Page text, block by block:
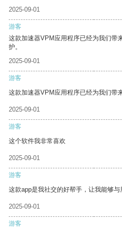
2025-09-01
游客
这款加速器VPM应用程序已经为我们带
护。
2025-09-01
游客
这款加速器VPM应用程序已经为我们带
2025-09-01
游客
这个软件我非常喜欢
2025-09-01
游客
这款app是我社交的好帮手，让我能够与
2025-09-01
游客